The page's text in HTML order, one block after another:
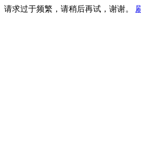
请求过于频繁，请稍后再试，谢谢。